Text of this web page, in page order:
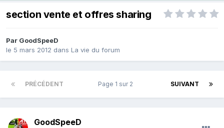
section vente et offres sharing
Par GoodSpeeD
le 5 mars 2012 dans La vie du forum
PRÉCÉDENT SUIVANT
Page 1 sur 2
GoodSpeeD